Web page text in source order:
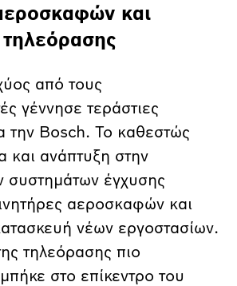
και
από τους
γέννησε τεράστιες
την Bosch. Το καθεστώς
και ανάπτυξη στην
συστημάτων έγχυσης
αεροσκαφών και
νέων εργοστασίων.
τηλεόρασης πιο
στο επίκεντρο του